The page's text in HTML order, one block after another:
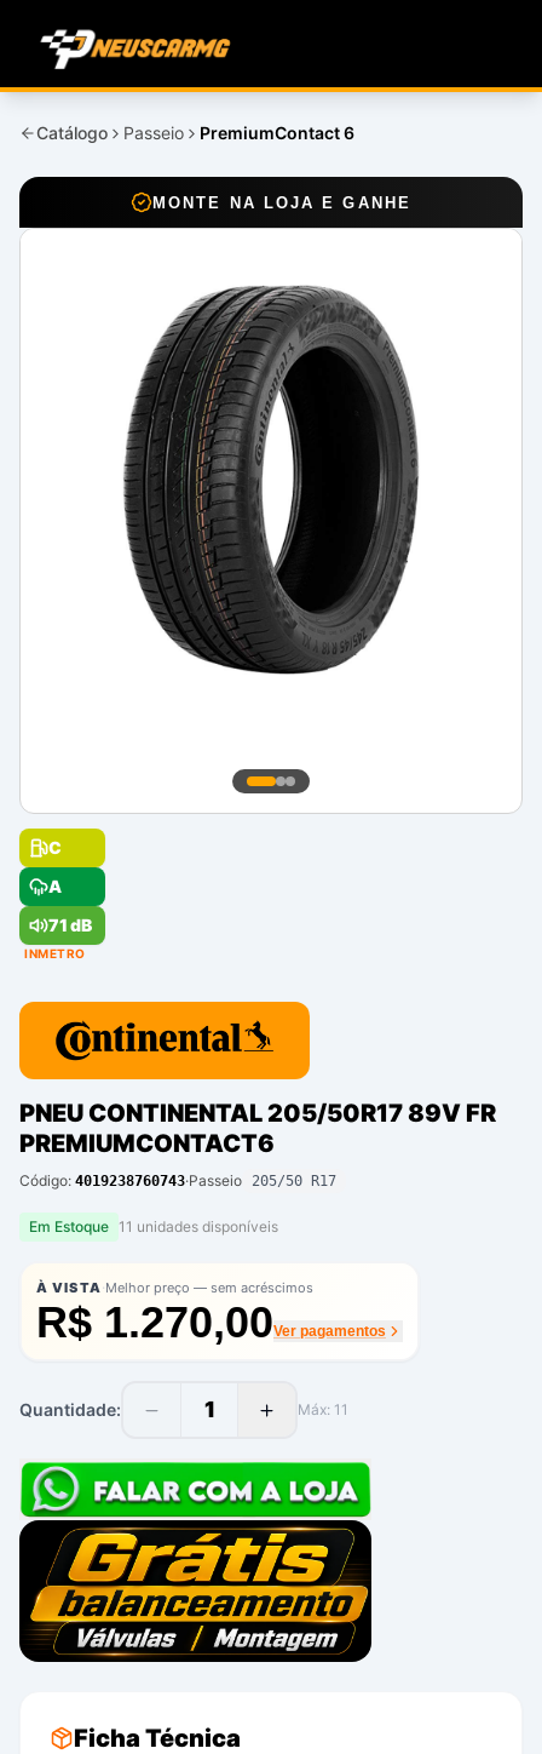
Catálogo Passeio PremiumContact 6
MONTE NA LOJA E GANHE
C
A
71 dB
INMETRO
PNEU CONTINENTAL 205/50R17 89V FR
PREMIUMCONTACT6
Código: 4019238760743·Passeio 205/50 R17
Em Estoque 11 unidades disponíveis
À VISTA·Melhor preço — sem acréscimos
R$ 1.270,00Ver pagamentos
Quantidade: 1 Máx: 11
Ficha Técnica